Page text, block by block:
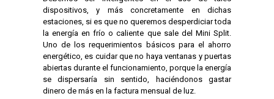
dispositivos, y más concretamente en dichas
estaciones, si es que no queremos desperdiciar toda
la energía en frío o caliente que sale del Mini Split.
Uno de los requerimientos básicos para el ahorro
energético, es cuidar que no haya ventanas y puertas
abiertas durante el funcionamiento, porque la energía
se dispersaría sin sentido, haciéndonos gastar
dinero de más en la factura mensual de luz.